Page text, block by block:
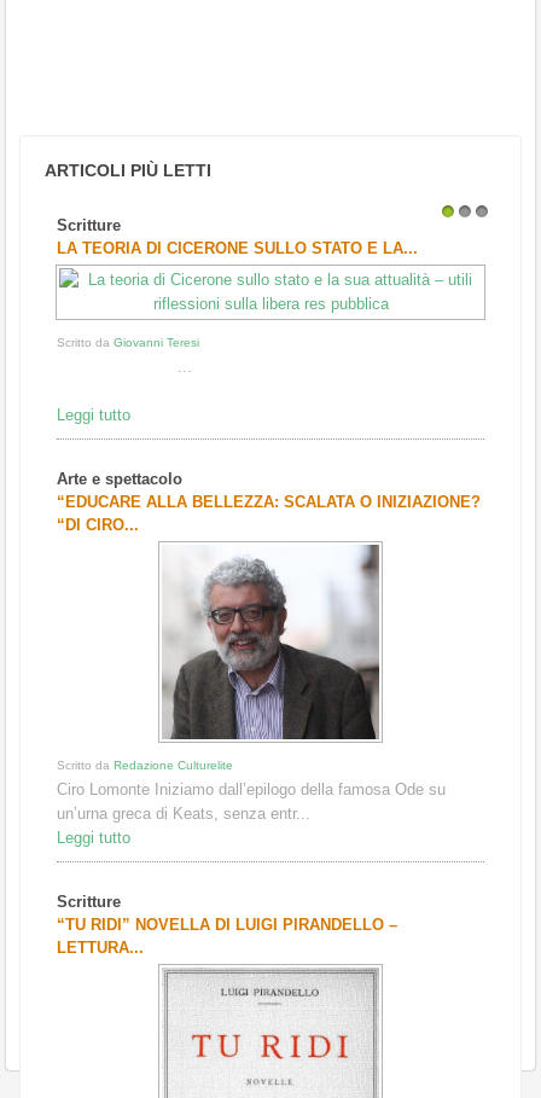
ARTICOLI PIÙ LETTI
Scritture
LA TEORIA DI CICERONE SULLO STATO E LA...
Scritto da Giovanni Teresi
...
Leggi tutto
Arte e spettacolo
“EDUCARE ALLA BELLEZZA: SCALATA O INIZIAZIONE?
“DI CIRO...
Scritto da Redazione Culturelite
Ciro Lomonte Iniziamo dall’epilogo della famosa Ode su
un’urna greca di Keats, senza entr...
Leggi tutto
Scritture
“TU RIDI” NOVELLA DI LUIGI PIRANDELLO –
LETTURA...